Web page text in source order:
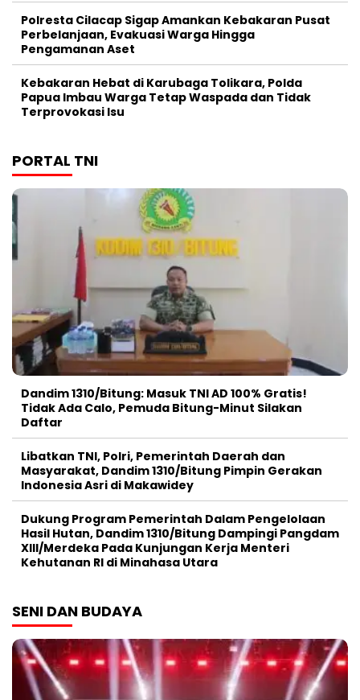
Polresta Cilacap Sigap Amankan Kebakaran Pusat
Perbelanjaan, Evakuasi Warga Hingga
Pengamanan Aset
Kebakaran Hebat di Karubaga Tolikara, Polda
Papua Imbau Warga Tetap Waspada dan Tidak
Terprovokasi Isu
PORTAL TNI
Dandim 1310/Bitung: Masuk TNI AD 100% Gratis!
Tidak Ada Calo, Pemuda Bitung-Minut Silakan
Daftar
Libatkan TNI, Polri, Pemerintah Daerah dan
Masyarakat, Dandim 1310/Bitung Pimpin Gerakan
Indonesia Asri di Makawidey
Dukung Program Pemerintah Dalam Pengelolaan
Hasil Hutan, Dandim 1310/Bitung Dampingi Pangdam
XIII/Merdeka Pada Kunjungan Kerja Menteri
Kehutanan RI di Minahasa Utara
SENI DAN BUDAYA